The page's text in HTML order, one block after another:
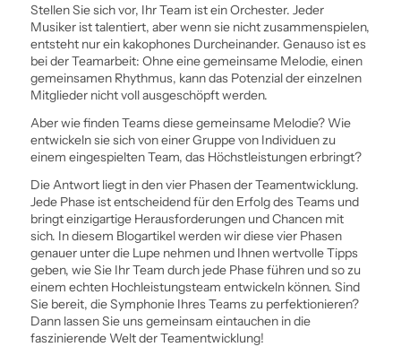
Stellen Sie sich vor, Ihr Team ist ein Orchester. Jeder
Musiker ist talentiert, aber wenn sie nicht zusammenspielen,
entsteht nur ein kakophones Durcheinander. Genauso ist es
bei der Teamarbeit: Ohne eine gemeinsame Melodie, einen
gemeinsamen Rhythmus, kann das Potenzial der einzelnen
Mitglieder nicht voll ausgeschöpft werden.
Aber wie finden Teams diese gemeinsame Melodie? Wie
entwickeln sie sich von einer Gruppe von Individuen zu
einem eingespielten Team, das Höchstleistungen erbringt?
Die Antwort liegt in den vier Phasen der Team­entwicklung.
Jede Phase ist entscheidend für den Erfolg des Teams und
bringt einzigartige Herausforderungen und Chancen mit
sich. In diesem Blogartikel werden wir diese vier Phasen
genauer unter die Lupe nehmen und Ihnen wertvolle Tipps
geben, wie Sie Ihr Team durch jede Phase führen und so zu
einem echten Hochleistungsteam entwickeln können. Sind
Sie bereit, die Symphonie Ihres Teams zu perfektionieren?
Dann lassen Sie uns gemeinsam eintauchen in die
faszinierende Welt der Team­entwicklung!